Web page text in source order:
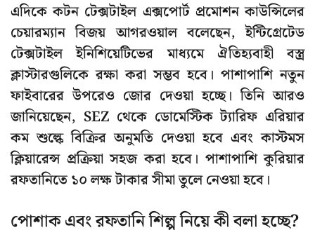
এদিকে কটন টেক্সটাইল এক্সপোর্ট প্রমোশন কাউন্সিলের
চেয়ারম্যান বিজয় আগরওয়াল বলেছেন, ইন্টিগ্রেটেড
টেক্সটাইল ইনিশিয়েটিভের মাধ্যমে ঐতিহ্যবাহী বস্ত্র
ক্লাস্টারগুলিকে রক্ষা করা সম্ভব হবে। পাশাপাশি নতুন
ফাইবারের উপরেও জোর দেওয়া হচ্ছে। তিনি আরও
জানিয়েছেন, SEZ থেকে ডোমেস্টিক ট্যারিফ এরিয়ার
কম শুল্কে বিক্রির অনুমতি দেওয়া হবে এবং কাস্টমস
ক্লিয়ারেন্স প্রক্রিয়া সহজ করা হবে। পাশাপাশি কুরিয়ার
রফতানিতে ১০ লক্ষ টাকার সীমা তুলে নেওয়া হবে।
পোশাক এবং রফতানি শিল্প নিয়ে কী বলা হচ্ছে?